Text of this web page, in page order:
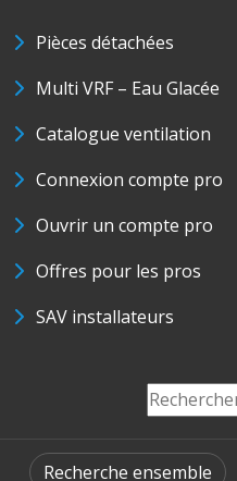
Pièces détachées
Multi VRF – Eau Glacée
Catalogue ventilation
Connexion compte pro
Ouvrir un compte pro
Offres pour les pros
SAV installateurs
Recherche ensemble